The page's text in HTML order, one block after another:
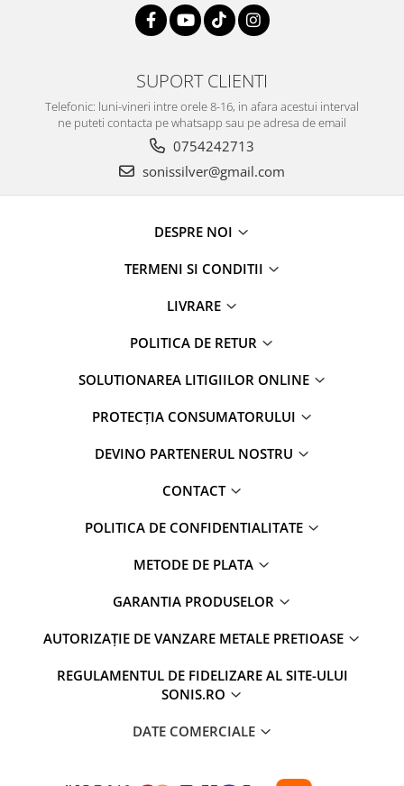
SUPORT CLIENTI
Telefonic: luni-vineri intre orele 8-16, in afara acestui interval
ne puteti contacta pe whatsapp sau pe adresa de email
0754242713
sonissilver@gmail.com
DESPRE NOI
TERMENI SI CONDITII
LIVRARE
POLITICA DE RETUR
SOLUTIONAREA LITIGIILOR ONLINE
PROTECȚIA CONSUMATORULUI
DEVINO PARTENERUL NOSTRU
CONTACT
POLITICA DE CONFIDENTIALITATE
METODE DE PLATA
GARANTIA PRODUSELOR
AUTORIZAȚIE DE VANZARE METALE PRETIOASE
REGULAMENTUL DE FIDELIZARE AL SITE-ULUI
SONIS.RO
DATE COMERCIALE